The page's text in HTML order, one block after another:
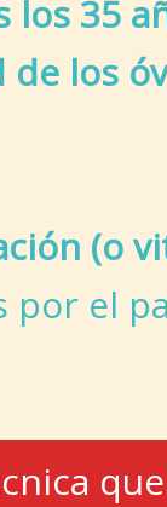
los 35
de los
(o
por el